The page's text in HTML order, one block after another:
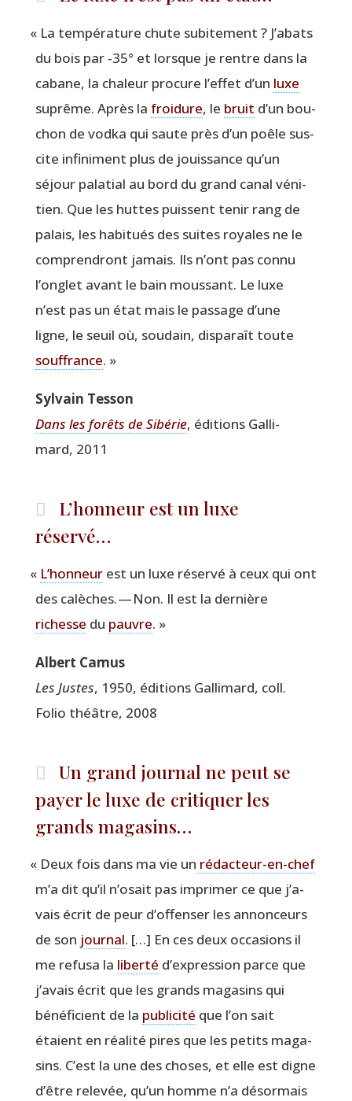
« La tem­pé­ra­ture chute subi­te­ment ? J’a­bats
du bois par ‑35° et lorsque je rentre dans la
cabane, la cha­leur pro­cure l’ef­fet d’un luxe
suprême. Après la froi­dure, le bruit d’un bou­
chon de vod­ka qui saute près d’un poêle sus­
cite infi­ni­ment plus de jouis­sance qu’un
séjour pala­tial au bord du grand canal véni­
tien. Que les huttes puissent tenir rang de
palais, les habi­tués des suites royales ne le
com­pren­dront jamais. Ils n’ont pas connu
l’on­glet avant le bain mous­sant. Le luxe
n’est pas un état mais le pas­sage d’une
ligne, le seuil où, sou­dain, dis­pa­raît toute
souf­france. »
Syl­vain Tesson
Dans les forêts de Sibé­rie, édi­tions Gal­li­
mard, 2011
L’honneur est un luxe
réservé…
« L’hon­neur est un luxe réser­vé à ceux qui ont
des calèches. — Non. Il est la der­nière
richesse du pauvre. »
Albert Camus
Les Justes, 1950, édi­tions Gal­li­mard, coll.
Folio théâtre, 2008
Un grand journal ne peut se
payer le luxe de critiquer les
grands magasins…
« Deux fois dans ma vie un rédac­teur-en-chef
m’a dit qu’il n’o­sait pas impri­mer ce que j’a­
vais écrit de peur d’of­fen­ser les annon­ceurs
de son jour­nal. […] En ces deux occa­sions il
me refu­sa la liber­té d’ex­pres­sion parce que
j’a­vais écrit que les grands maga­sins qui
béné­fi­cient de la publi­ci­té que l’on sait
étaient en réa­li­té pires que les petits maga­
sins. C’est la une des choses, et elle est digne
d’être rele­vée, qu’un homme n’a désor­mais